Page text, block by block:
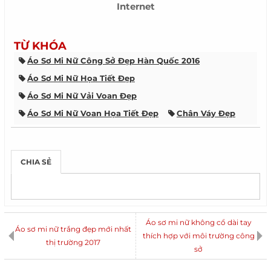
Internet
TỪ KHÓA
Áo Sơ Mi Nữ Công Sở Đẹp Hàn Quốc 2016
Áo Sơ Mi Nữ Họa Tiết Đẹp
Áo Sơ Mi Nữ Vải Voan Đẹp
Áo Sơ Mi Nữ Voan Họa Tiết Đẹp
Chân Váy Đẹp
Phối Áo Sơ Mi Nữ Đẹp
Thời Trang Công Sở Hè 2015
Tóc Đẹp 2016
Kiểu Tóc Ngắn Ngang Vai Uốn Cụp
Kiểu Tóc Ngắn
Tóc Nhuộm Màu Hạt Dẻ Đẹp
Kiểu Tóc Nữ Đẹp
Xu Hướng Thời Trang Nam 2015
Giảm Cân Nhanh
CHIA SẺ
Áo sơ mi nữ trắng đẹp mới nhất
thị trường 2017
Áo sơ mi nữ không cổ dài tay
thích hợp với môi trường công
sở